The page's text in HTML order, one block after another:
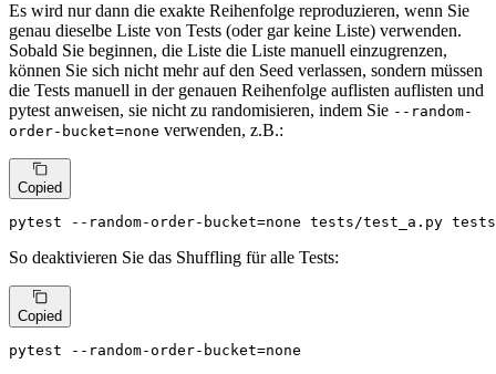
Es wird nur dann die exakte Reihenfolge reproduzieren, wenn Sie
genau dieselbe Liste von Tests (oder gar keine Liste) verwenden.
Sobald Sie beginnen, die Liste die Liste manuell einzugrenzen,
können Sie sich nicht mehr auf den Seed verlassen, sondern müssen
die Tests manuell in der genauen Reihenfolge auflisten auflisten und
pytest anweisen, sie nicht zu randomisieren, indem Sie --random-
order-bucket=none verwenden, z.B.:
Copied
pytest --random-order-bucket=none tests/test_a.py
So deaktivieren Sie das Shuffling für alle Tests:
Copied
pytest --random-order-bucket=none